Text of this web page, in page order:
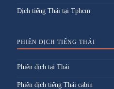
Dịch tiếng Thái tại Tphcm
PHIÊN DỊCH TIẾNG THÁI
Phiên dịch tại Thái
Phiên dịch tiếng Thái cabin